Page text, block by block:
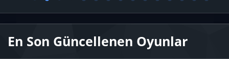
En Son Güncellenen Oyunlar